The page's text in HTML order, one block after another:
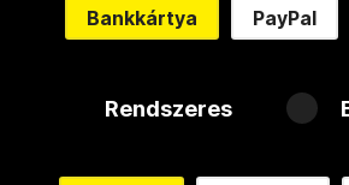
Bankkártya PayPal
Rendszeres